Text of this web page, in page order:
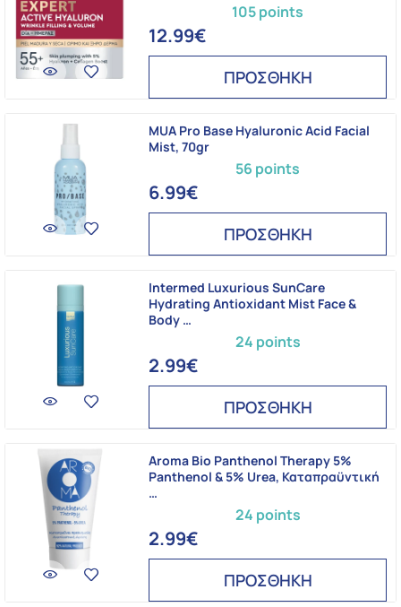
105 points
12.99€
ΠΡΟΣΘΗΚΗ
56 points
MUA Pro Base Hyaluronic Acid Facial
Mist, 70gr
6.99€
ΠΡΟΣΘΗΚΗ
24 points
Intermed Luxurious SunCare
Hydrating Antioxidant Mist Face &
Body …
2.99€
ΠΡΟΣΘΗΚΗ
24 points
Aroma Bio Panthenol Therapy 5%
Panthenol & 5% Urea, Καταπραϋντική
…
2.99€
ΠΡΟΣΘΗΚΗ